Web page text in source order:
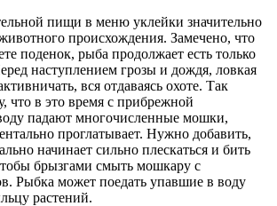
пищи в меню уклейки значительно
происхождения. Замечено, что
поденок, рыба продолжает есть только
наступлением грозы и дождя, ловкая
вся отдаваясь охоте. Так
что в это время с прибрежной
падают многочисленные мошки,
проглатывает. Нужно добавить,
начинает сильно плескаться и бить
брызгами смыть мошкару с
Рыбка может поедать упавшие в воду
растений.